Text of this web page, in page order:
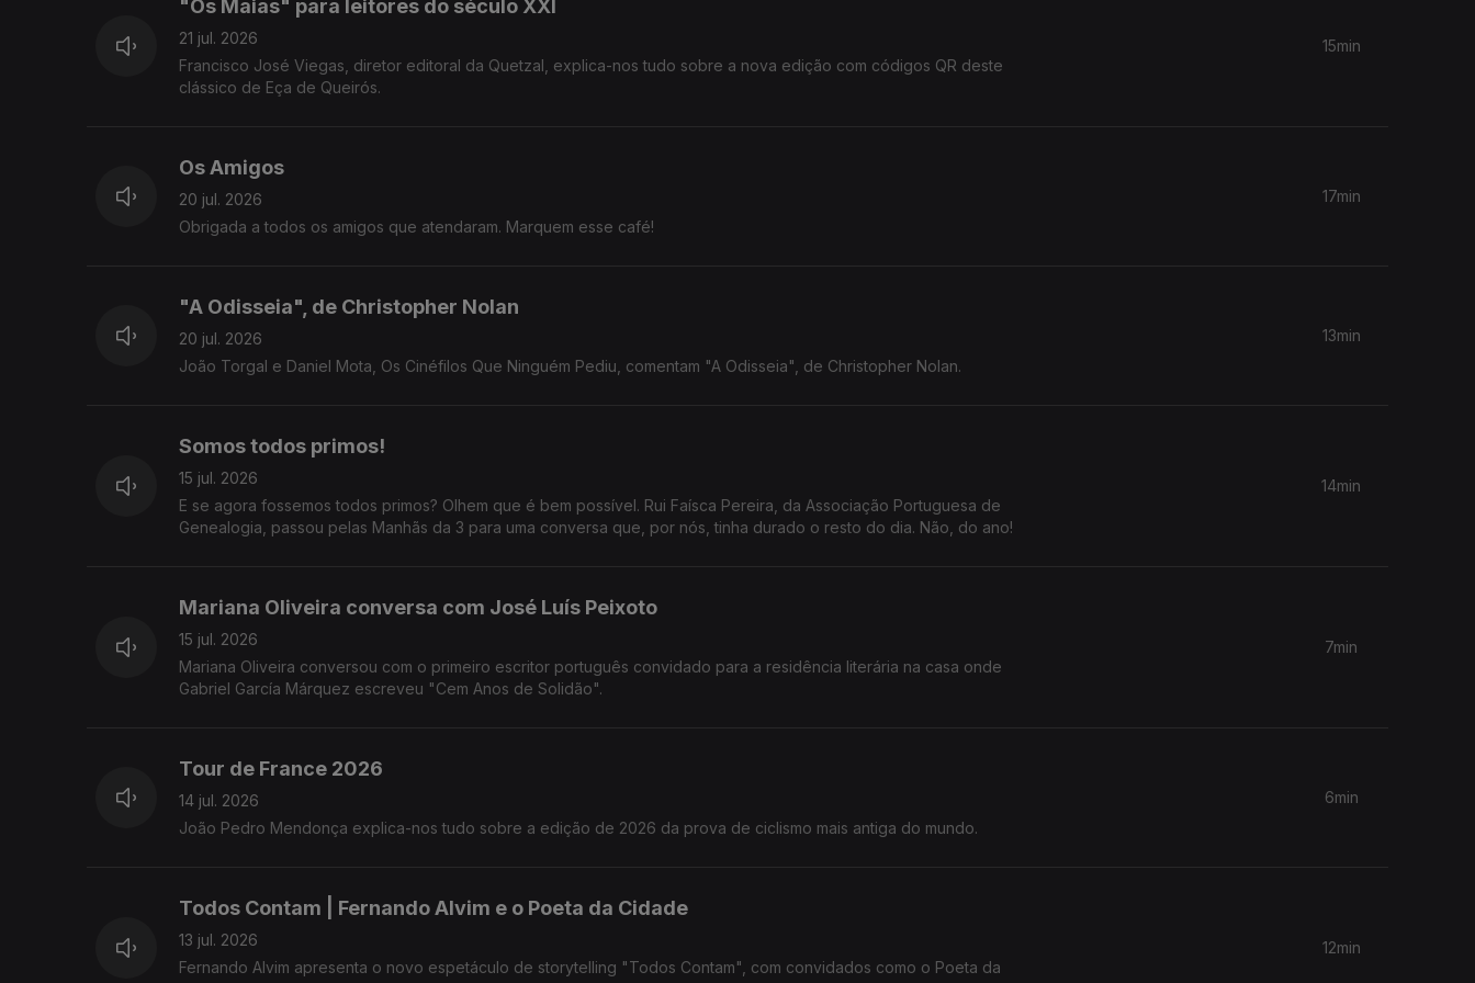
"Os Maias" para leitores do século XXI
21 jul. 2026
Francisco José Viegas, diretor editoral da Quetzal, explica-nos tudo sobre a nova edição com códigos QR deste
clássico de Eça de Queirós.
15min
Os Amigos
20 jul. 2026
Obrigada a todos os amigos que atendaram. Marquem esse café!
17min
"A Odisseia", de Christopher Nolan
20 jul. 2026
João Torgal e Daniel Mota, Os Cinéfilos Que Ninguém Pediu, comentam "A Odisseia", de Christopher Nolan.
13min
Somos todos primos!
15 jul. 2026
E se agora fossemos todos primos? Olhem que é bem possível. Rui Faísca Pereira, da Associação Portuguesa de
Genealogia, passou pelas Manhãs da 3 para uma conversa que, por nós, tinha durado o resto do dia. Não, do ano!
14min
Mariana Oliveira conversa com José Luís Peixoto
15 jul. 2026
Mariana Oliveira conversou com o primeiro escritor português convidado para a residência literária na casa onde
Gabriel García Márquez escreveu "Cem Anos de Solidão".
7min
Tour de France 2026
14 jul. 2026
João Pedro Mendonça explica-nos tudo sobre a edição de 2026 da prova de ciclismo mais antiga do mundo.
6min
Todos Contam | Fernando Alvim e o Poeta da Cidade
13 jul. 2026
Fernando Alvim apresenta o novo espetáculo de storytelling "Todos Contam", com convidados como o Poeta da
12min